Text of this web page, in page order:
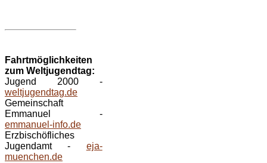
Fahrtmöglichkeiten
zum Weltjugendtag:
Jugend 2000 -
weltjugendtag.de
Gemeinschaft
Emmanuel -
emmanuel-info.de
Erzbischöfliches
Jugendamt - eja-
muenchen.de